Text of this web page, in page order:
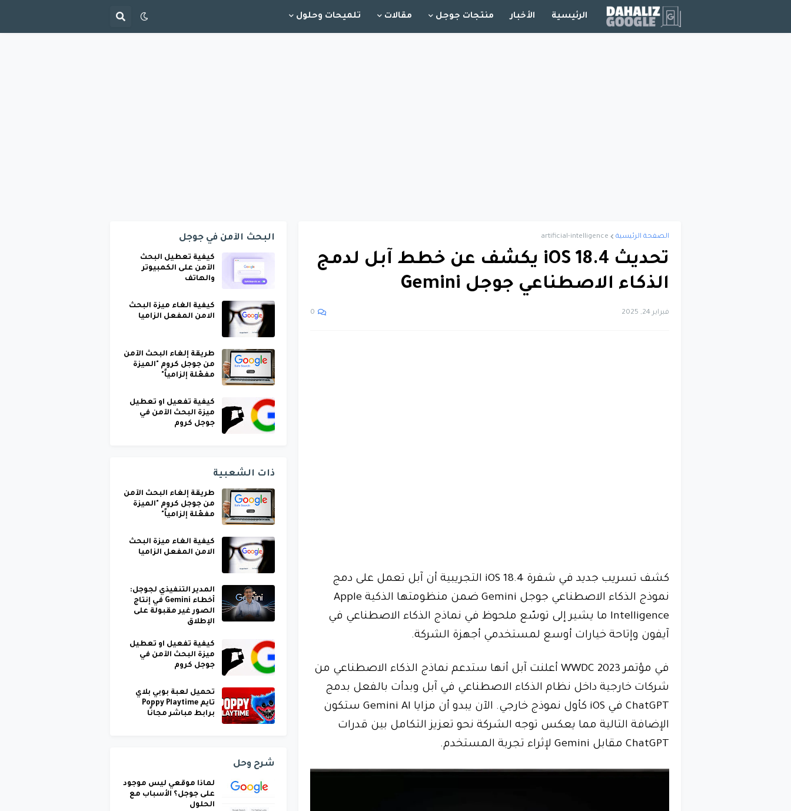
الرئيسية الأخبار منتجات جوجل مقالات تلميحات وحلول
الصفحة الرئيسية artificial-intelligence
تحديث iOS 18.4 يكشف عن خطط آبل لدمج
الذكاء الاصطناعي جوجل Gemini
فبراير 24, 2025 0
كشف تسريب جديد في شفرة iOS 18.4 التجريبية أن آبل تعمل على دمج
نموذج الذكاء الاصطناعي جوجل Gemini ضمن منظومتها الذكية Apple
Intelligence ما يشير إلى توسّع ملحوظ في نماذج الذكاء الاصطناعي في
آيفون وإتاحة خيارات أوسع لمستخدمي أجهزة الشركة.
في مؤتمر WWDC 2023 أعلنت آبل أنها ستدعم نماذج الذكاء الاصطناعي من
شركات خارجية داخل نظام الذكاء الاصطناعي في آبل وبدأت بالفعل بدمج
ChatGPT في iOS كأول نموذج خارجي. الآن يبدو أن مزايا Gemini AI ستكون
الإضافة التالية مما يعكس توجه الشركة نحو تعزيز التكامل بين قدرات
ChatGPT مقابل Gemini لإثراء تجربة المستخدم.
البحث الآمن في جوجل
كيفية تعطيل البحث
الآمن على الكمبيوتر
والهاتف
كيفية الغاء ميزة البحث
الامن المفعل الزاميا
طريقة إلغاء البحث الآمن
من جوجل كروم "الميزة
مفعّلة إلزامياً"
كيفية تفعيل او تعطيل
ميزة البحث الآمن في
جوجل كروم
ذات الشعبية
طريقة إلغاء البحث الآمن
من جوجل كروم "الميزة
مفعّلة إلزامياً"
كيفية الغاء ميزة البحث
الامن المفعل الزاميا
المدير التنفيذي لجوجل:
أخطاء Gemini في إنتاج
الصور غير مقبولة على
الإطلاق
كيفية تفعيل او تعطيل
ميزة البحث الآمن في
جوجل كروم
تحميل لعبة بوبي بلاي
تايم Poppy Playtime
برابط مباشر مجانًا
شرح وحل
لماذا موقعي ليس موجود
على جوجل؟ الأسباب مع
الحلول